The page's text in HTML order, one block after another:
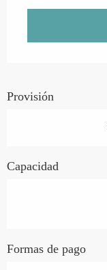
Provisión
Capacidad
Formas de pago